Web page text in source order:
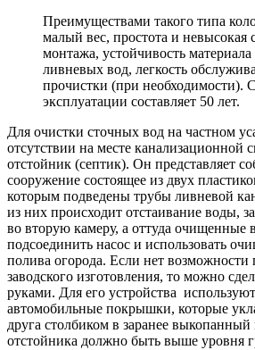
Преимуществами такого типа
малый вес, простота и невысокая
монтажа, устойчивость
ливневых вод, легкость
прочистки (при необходимости).
эксплуатации составляет 50 лет.
Для очистки сточных вод на частном
отсутствии на месте канализационной
отстойник (септик). Он представляет
сооружение состоящее из двух
которым подведены трубы ливневой
из них происходит отстаивание воды,
во вторую камеру, а оттуда очищенные
подсоединить насос и использовать
полива огорода. Если нет возможности
заводского изготовления, то можно
руками. Для его устройства
автомобильные покрышки, которые
друга столбиком в заранее
отстойника должно быть выше уровня